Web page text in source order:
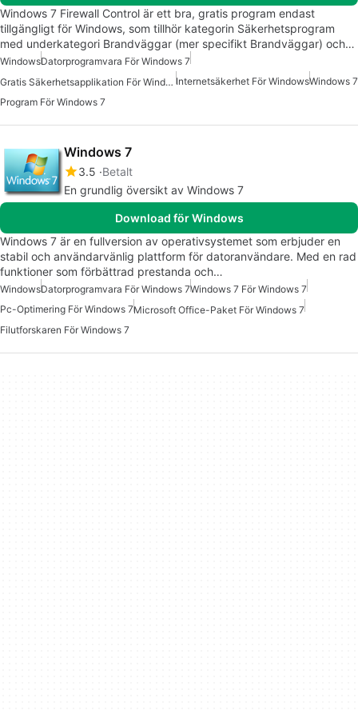
Windows 7 Firewall Control är ett bra, gratis program endast
tillgängligt för Windows, som tillhör kategorin Säkerhetsprogram
med underkategori Brandväggar (mer specifikt Brandväggar) och…
WindowsDatorprogramvara För Windows 7
Gratis Säkerhetsapplikation För Windows Internetsäkerhet För WindowsWindows 7
Program För Windows 7
Windows 7
3.5 Betalt
En grundlig översikt av Windows 7
Download för Windows
Windows 7 är en fullversion av operativsystemet som erbjuder en
stabil och användarvänlig plattform för datoranvändare. Med en rad
funktioner som förbättrad prestanda och…
WindowsDatorprogramvara För Windows 7Windows 7 För Windows 7
Pc-Optimering För Windows 7Microsoft Office-Paket För Windows 7
Filutforskaren För Windows 7